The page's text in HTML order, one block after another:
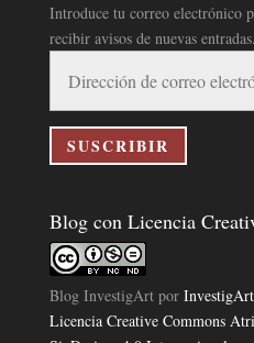
Introduce tu correo electrónico
recibir avisos de nuevas entradas.
correo
electrónico
SUSCRIBIR
Blog con Licencia
Blog InvestigArtpor InvestigArt
Licencia Creative Commons